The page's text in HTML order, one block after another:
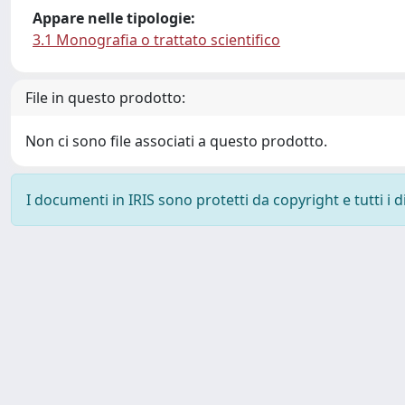
Appare nelle tipologie:
3.1 Monografia o trattato scientifico
File in questo prodotto:
Non ci sono file associati a questo prodotto.
I documenti in IRIS sono protetti da copyright e tutti i